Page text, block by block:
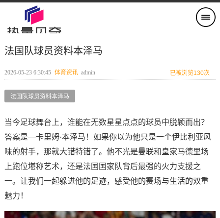
法国队球员资料本泽马
2026-05-23 6:30:45 体育资讯 admin 已被浏览130次
法国队球员资料本泽马
当今足球舞台上，谁能在无数星星点点的球员中脱颖而出？
答案是—卡里姆·本泽马！如果你以为他只是一个伊比利亚风
味的射手，那就大错特错了。他不光是曼联和皇家马德里场
上跑位堪称艺术，还是法国国家队背后最强的火力支援之
一。让我们一起躲进他的足迹，感受他的赛场与生活的双重
魅力！